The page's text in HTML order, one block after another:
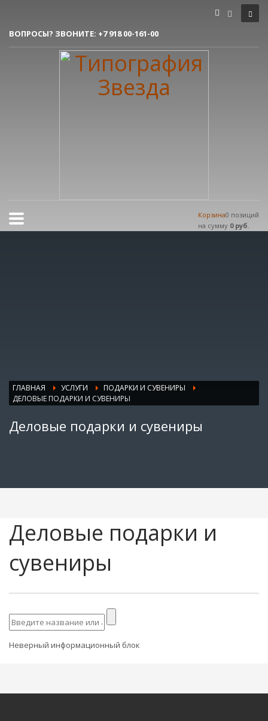
1 Вы делаете заявку.
Согласовываем макет.
Получаете готовый заказ!
ВОПРОСЫ? ЗВОНИТЕ: +7 918 00-161-00
Корзина0 позиций
на сумму 0 руб.
ГЛАВНАЯ УСЛУГИ
ПОДАРКИ И СУВЕНИРЫ
ДЕЛОВЫЕ ПОДАРКИ И СУВЕНИРЫ
Деловые подарки и сувениры
Деловые подарки и
сувениры
Неверный информационный блок